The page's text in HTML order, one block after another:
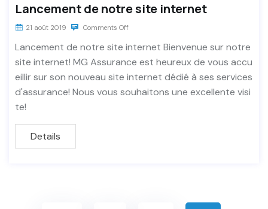
Lancement de notre site internet
21 août 2019 Comments Off
Lancement de notre site internet Bienvenue sur notre
site internet! MG Assurance est heureux de vous accu
eillir sur son nouveau site internet dédié à ses services
d'assurance! Nous vous souhaitons une excellente visi
te!
Details